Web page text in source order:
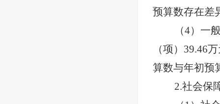
预算数存在差
（4）一
（项）39.46
算数与年初预
2.社会保